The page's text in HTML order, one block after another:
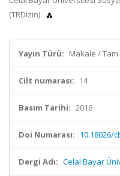
(TRDizin)
Yayın Türü: Makale /
Cilt numarası: 14
Basım Tarihi: 2016
Doi Numarası: 10.18026/
Dergi Adı: Celal Bayar